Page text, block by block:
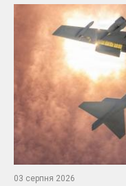
03 серпня 2026